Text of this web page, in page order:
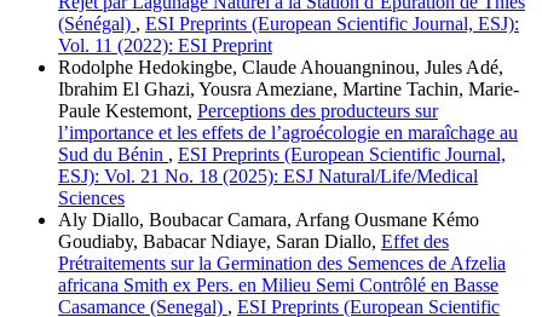
(Sénégal) , ESI Preprints (European Scientific Journal, ESJ):
Vol. 11 (2022): ESI Preprint
Rodolphe Hedokingbe, Claude Ahouangninou, Jules Adé,
Ibrahim El Ghazi, Yousra Ameziane, Martine Tachin, Marie-
Paule Kestemont, Perceptions des producteurs sur
l’importance et les effets de l’agroécologie en maraîchage au
Sud du Bénin , ESI Preprints (European Scientific Journal,
ESJ): Vol. 21 No. 18 (2025): ESJ Natural/Life/Medical
Sciences
Aly Diallo, Boubacar Camara, Arfang Ousmane Kémo
Goudiaby, Babacar Ndiaye, Saran Diallo, Effet des
Prétraitements sur la Germination des Semences de Afzelia
africana Smith ex Pers. en Milieu Semi Contrôlé en Basse
Casamance (Senegal) , ESI Preprints (European Scientific